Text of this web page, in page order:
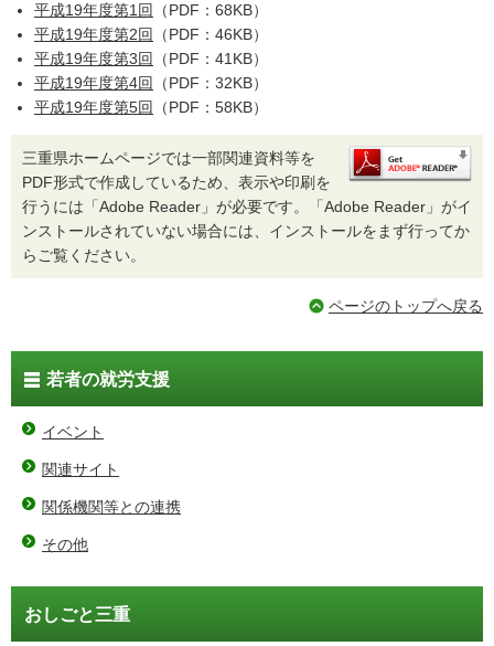
平成19年度第1回
（PDF：68KB）
平成19年度第2回
（PDF：46KB）
平成19年度第3回
（PDF：41KB）
平成19年度第4回
（PDF：32KB）
平成19年度第5回
（PDF：58KB）
三重県ホームページでは一部関連資料等を
PDF形式で作成しているため、表示や印刷を
行うには「Adobe Reader」が必要です。「Adobe Reader」がイ
ンストールされていない場合には、インストールをまず行ってか
らご覧ください。
ページのトップへ戻る
若者の就労支援
イベント
関連サイト
関係機関等との連携
その他
おしごと三重